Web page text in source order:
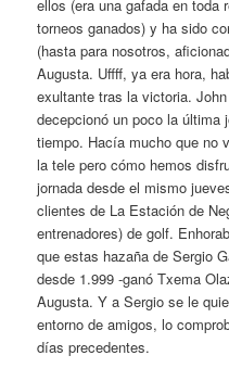
ellos (era una gafada en toda
torneos ganados) y ha sido
(hasta para nosotros,
Augusta. Uffff, ya era hora,
exultante tras la victoria.
decepcionó un poco la
tiempo. Hacía mucho que no
la tele pero cómo hemos
jornada desde el mismo
clientes de La Estación de
entrenadores) de golf.
que estas hazaña de Sergio
desde 1.999 -ganó Txema
Augusta. Y a Sergio se le
entorno de amigos, lo
días precedentes.